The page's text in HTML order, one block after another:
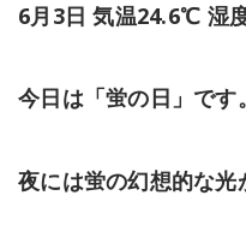
6月3日 気温24.6℃ 湿
今日は「蛍の日」です。
夜には蛍の幻想的な光